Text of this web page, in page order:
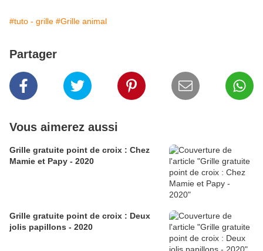
#tuto - grille #Grille animal
Partager
Vous aimerez aussi
Grille gratuite point de croix : Chez
Mamie et Papy - 2020
Grille gratuite point de croix : Deux
jolis papillons - 2020